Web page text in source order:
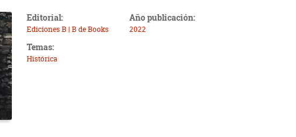
Editorial:
Ediciones B | B de Books
Año publicación:
2022
Temas:
Histórica